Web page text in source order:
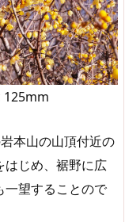
125mm
本山の山頂付近の
はじめ、裾野に広
一望することので